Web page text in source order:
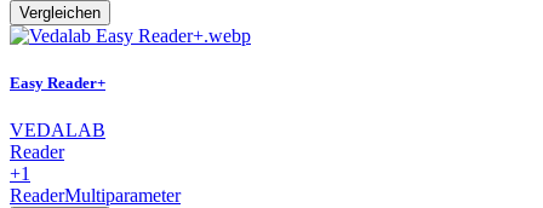
Vergleichen
Easy Reader+
VEDALAB
Reader
+1
ReaderMultiparameter